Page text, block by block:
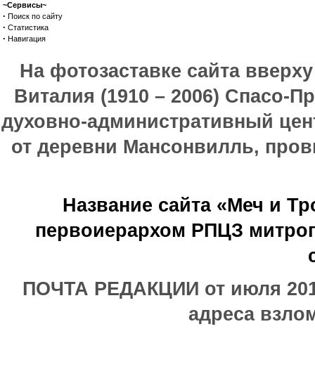
~Сервисы~
· Поиск по сайту
· Статистика
· Навигация
На фотозаставке сайта
Виталия (1910 – 2006) Спасо-
духовно-административный
от деревни Мансонвилль,
Название сайта «Меч и
первоиерархом РПЦЗ
ПОЧТА РЕДАКЦИИ от июля
адреса